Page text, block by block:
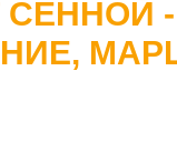
СЕННОЙ